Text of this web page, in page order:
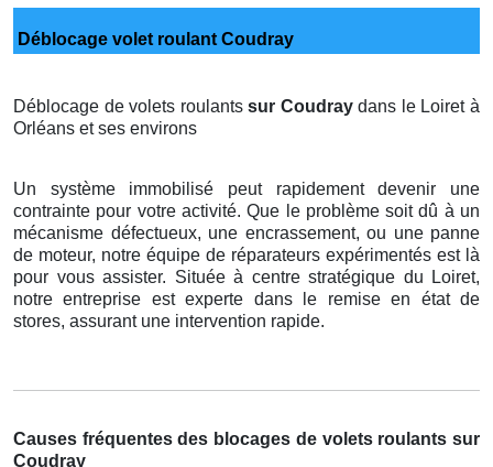
Déblocage volet roulant Coudray
Déblocage de volets roulantssur Coudraydans le Loiret à
Orléans et ses environs
Un système immobilisé peut rapidement devenir une
contrainte pour votre activité. Que le problème soit dû à un
mécanisme défectueux, une encrassement, ou une panne
de moteur, notre équipe de réparateurs expérimentés est là
pour vous assister. Située à centre stratégique du Loiret,
notre entreprise est experte dans le remise en état de
stores, assurant une intervention rapide.
Causes fréquentes des blocages de volets roulants sur
Coudray